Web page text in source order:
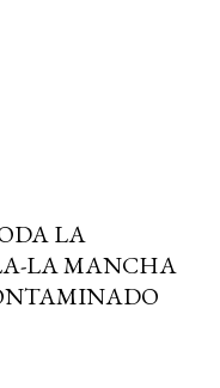
LA
LA MANCHA